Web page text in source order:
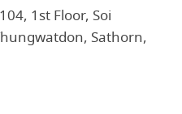
1st Floor, Soi
Sathorn,